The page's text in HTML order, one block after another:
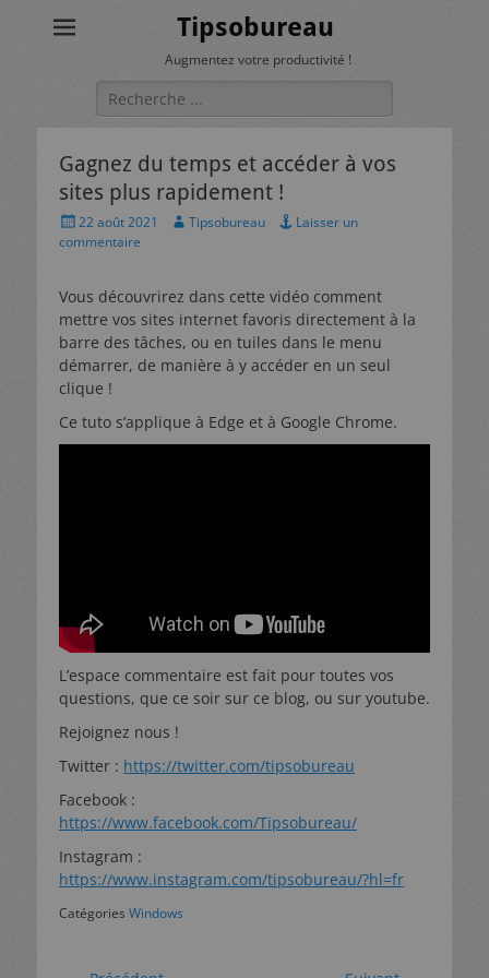
Tipsobureau
Augmentez votre productivité !
Rechercher :
Gagnez du temps et accéder à vos
sites plus rapidement !
Posted
on
22 août 2021 Author
Tipsobureau
Laisser un
commentaire
Vous découvrirez dans cette vidéo comment
mettre vos sites internet favoris directement à la
barre des tâches, ou en tuiles dans le menu
démarrer, de manière à y accéder en un seul
clique !
Ce tuto s’applique à Edge et à Google Chrome.
L’espace commentaire est fait pour toutes vos
questions, que ce soir sur ce blog, ou sur youtube.
Rejoignez nous !
Twitter : https://twitter.com/tipsobureau
Facebook :
https://www.facebook.com/Tipsobureau/
Instagram :
https://www.instagram.com/tipsobureau/?hl=fr
Catégories Windows